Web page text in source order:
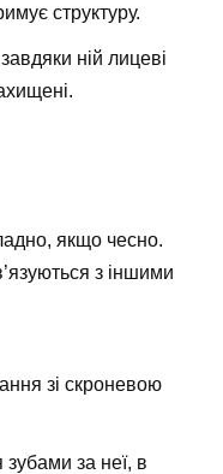
структуру.
ній лицеві
якщо чесно.
з іншими
зі скроневою
за неї, в